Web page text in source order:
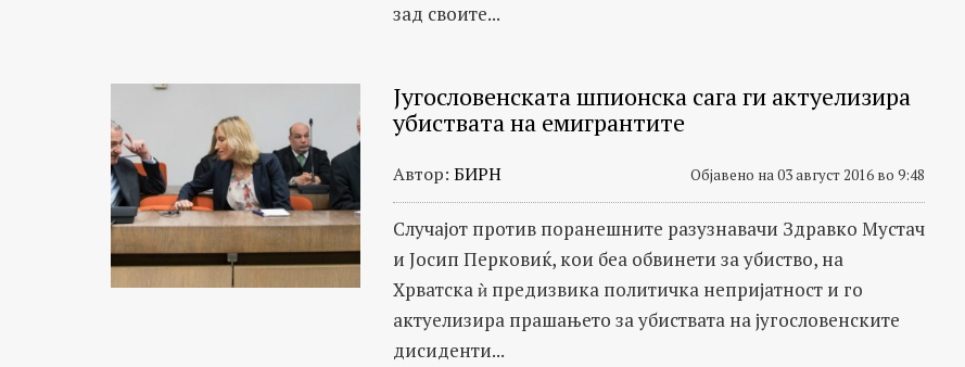
зад своите...
Југословенската шпионска сага ги актуелизира
убиствата на емигрантите
Автор: БИРН Објавено на 03 август 2016 во 9:48
Случајот против поранешните разузнавачи Здравко Мустач
и Јосип Перковиќ, кои беа обвинети за убиство, на
Хрватска ѝ предизвика политичка непријатност и го
актуелизира прашањето за убиствата на југословенските
дисиденти...